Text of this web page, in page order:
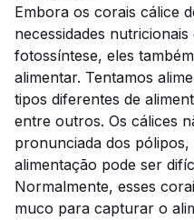
Embora os corais cálice
necessidades
fotossíntese, eles
alimentar. Tentamos
tipos diferentes de
entre outros. Os cálices
pronunciada dos
alimentação pode ser
Normalmente, esses
muco para capturar o